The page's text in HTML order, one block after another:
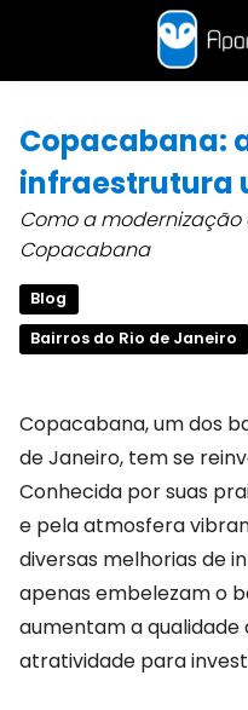
Copacabana:
infraestrutura
Como a
Copacabana
Blog
Bairros do Rio de Janeiro
Copacabana, um dos
de Janeiro, tem se
Conhecida por suas
e pela atmosfera
diversas melhorias de
apenas embelezam o
aumentam a qualidade
atratividade para